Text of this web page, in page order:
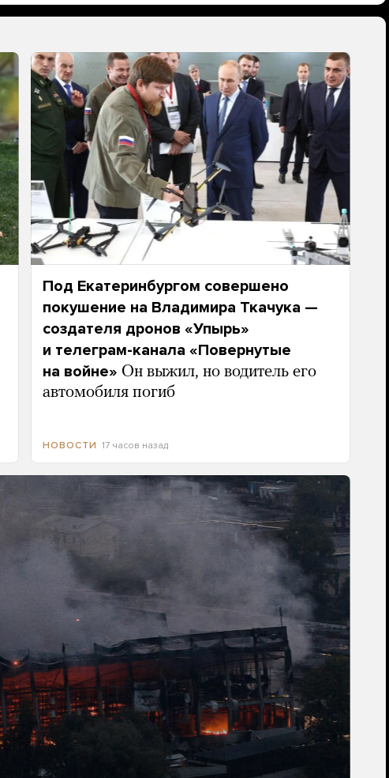
Под Екатеринбургом совершено
покушение на Владимира Ткачука —
создателя дронов «Упырь»
и телеграм-канала «Повернутые
на войне» Он выжил, но водитель его
автомобиля погиб
НОВОСТИ 17 часов назад